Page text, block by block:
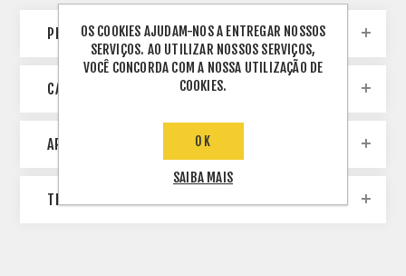
PESQUISA DE BLOG
CATEGORIES
ARQUIVO
TERMOS POPULARES
OS COOKIES AJUDAM-NOS A ENTREGAR NOSSOS
SERVIÇOS. AO UTILIZAR NOSSOS SERVIÇOS,
VOCÊ CONCORDA COM A NOSSA UTILIZAÇÃO DE
COOKIES.
OK
SAIBA MAIS